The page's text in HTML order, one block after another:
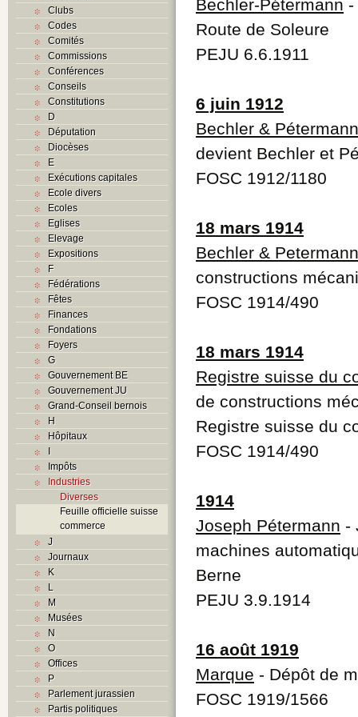
Clubs
Codes
Comités
Commissions
Conférences
Conseils
Constitutions
D
Députation
Diocèses
E
Exécutions capitales
Ecole divers
Ecoles
Eglises
Elevage
Expositions
F
Fédérations
Fêtes
Finances
Fondations
Foyers
G
Gouvernement BE
Gouvernement JU
Grand-Conseil bernois
H
Hôpitaux
I
Impôts
Industries
Diverses
Feuille officielle suisse
commerce
J
Journaux
K
L
M
Musées
N
O
Offices
P
Parlement jurassien
Partis politiques
Bechler-Pétermann -
Route de Soleure
PEJU 6.6.1911
6 juin 1912
Bechler & Pétermann
devient Bechler et
FOSC 1912/1180
18 mars 1914
Bechler & Petermann
constructions
FOSC 1914/490
18 mars 1914
Registre suisse du
de constructions
Registre suisse du
FOSC 1914/490
1914
Joseph Pétermann -
machines
Berne
PEJU 3.9.1914
16 août 1919
Marque - Dépôt de
FOSC 1919/1566